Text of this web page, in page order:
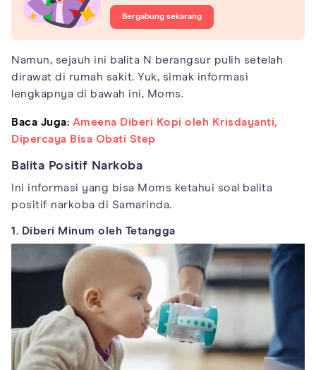
Bergabung sekarang
Namun, sejauh ini balita N berangsur pulih setelah
dirawat di rumah sakit. Yuk, simak informasi
lengkapnya di bawah ini, Moms.
Baca Juga: Ameena Diberi Kopi oleh Krisdayanti,
Dipercaya Bisa Obati Step
Balita Positif Narkoba
Ini informasi yang bisa Moms ketahui soal balita
positif narkoba di Samarinda.
1. Diberi Minum oleh Tetangga